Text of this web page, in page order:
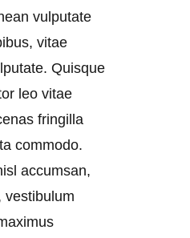
vulputate
vitae
Quisque
leo vitae
fringilla
commodo.
accumsan,
vestibulum